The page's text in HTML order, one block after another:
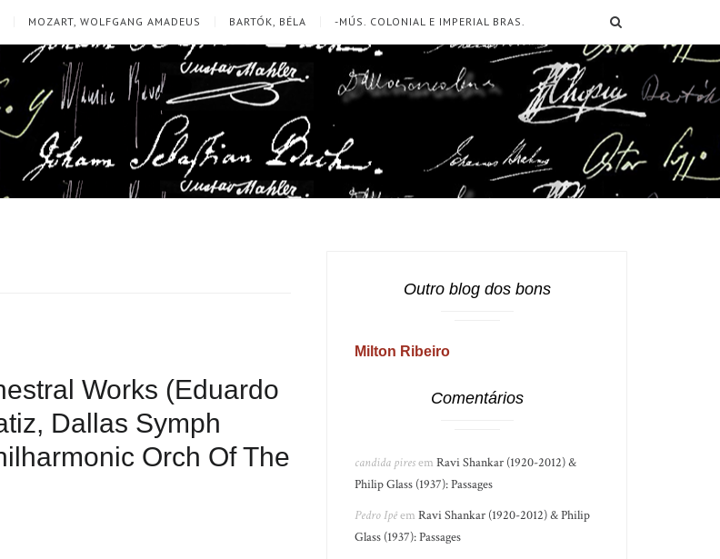
MOZART, WOLFGANG AMADEUS BARTÓK, BÉLA -MÚS. COLONIAL E IMPERIAL BRAS.
Works (Eduardo
Dallas Symph
Orch Of The
Outro blog dos bons
Milton Ribeiro
Comentários
candida piresemRavi Shankar (1920-2012) &
Philip Glass (1937): Passages
Pedro IpêemRavi Shankar (1920-2012) & Philip
Glass (1937): Passages